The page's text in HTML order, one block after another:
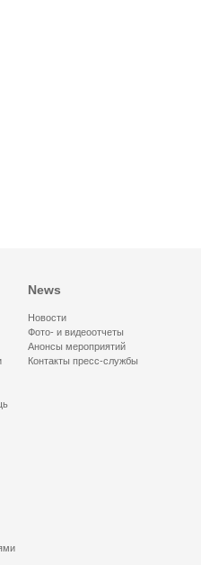
News
Новости
Фото- и видеоотчеты
Анонсы мероприятий
Контакты пресс-службы